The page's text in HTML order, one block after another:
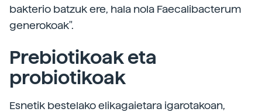
bakterio batzuk ere, hala nola Faecalibacterum
generokoak".
Prebiotikoak eta
probiotikoak
Esnetik bestelako elikagaietara igarotakoan,